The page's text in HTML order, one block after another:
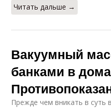
Читать дальше →
Вакуумный
банками в
Прежде чем вникать в суть